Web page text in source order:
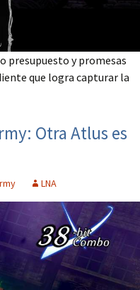
presupuesto y promesas
que logra capturar la
Otra Atlus es
LNA